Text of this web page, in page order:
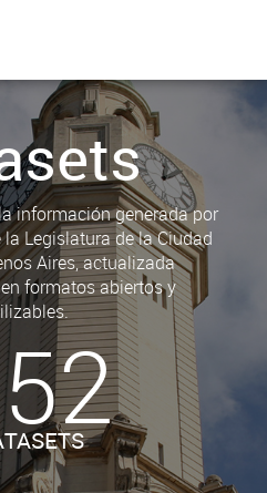
información generada por
Legislatura de la Ciudad
Aires, actualizada
formatos abiertos y